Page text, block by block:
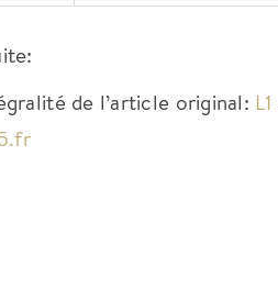
de l’article original: